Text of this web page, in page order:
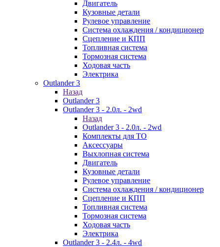
Двигатель
Кузовные детали
Рулевое управление
Система охлаждения / кондиционер
Сцепление и КПП
Топливная система
Тормозная система
Ходовая часть
Электрика
Outlander 3
Назад
Outlander 3
Outlander 3 - 2.0л. - 2wd
Назад
Outlander 3 - 2.0л. - 2wd
Комплекты для ТО
Аксессуары
Выхлопная система
Двигатель
Кузовные детали
Рулевое управление
Система охлаждения / кондиционер
Сцепление и КПП
Топливная система
Тормозная система
Ходовая часть
Электрика
Outlander 3 - 2.4л. - 4wd